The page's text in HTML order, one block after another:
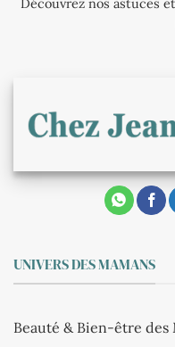
Découvrez nos astuces
UNIVERS DES MAMANS
Beauté & Bien-être des